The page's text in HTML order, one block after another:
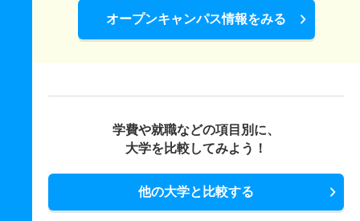
オープンキャンパス情報をみる
学費や就職などの項目別に、
大学を比較してみよう！
他の大学と比較する